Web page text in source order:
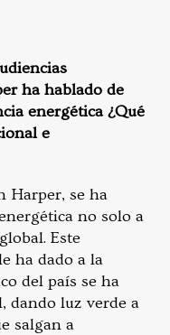
ha hablado de
energética ¿Qué
e
Harper, se ha
no solo a
Este
ha dado a la
del país se ha
dando luz verde a
salgan a